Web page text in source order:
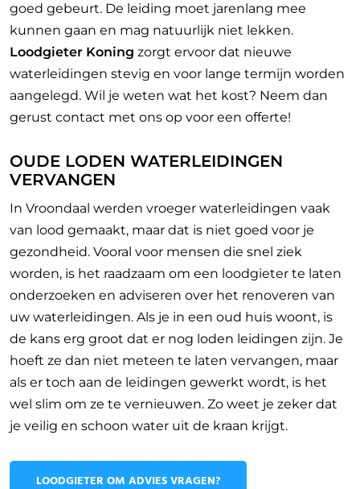
goed gebeurt. De leiding moet jarenlang mee
kunnen gaan en mag natuurlijk niet lekken.
Loodgieter Koning zorgt ervoor dat nieuwe
waterleidingen stevig en voor lange termijn worden
aangelegd. Wil je weten wat het kost? Neem dan
gerust contact met ons op voor een offerte!
OUDE LODEN WATERLEIDINGEN
VERVANGEN
In Vroondaal werden vroeger waterleidingen vaak
van lood gemaakt, maar dat is niet goed voor je
gezondheid. Vooral voor mensen die snel ziek
worden, is het raadzaam om een loodgieter te laten
onderzoeken en adviseren over het renoveren van
uw waterleidingen. Als je in een oud huis woont, is
de kans erg groot dat er nog loden leidingen zijn. Je
hoeft ze dan niet meteen te laten vervangen, maar
als er toch aan de leidingen gewerkt wordt, is het
wel slim om ze te vernieuwen. Zo weet je zeker dat
je veilig en schoon water uit de kraan krijgt.
LOODGIETER OM ADVIES VRAGEN?